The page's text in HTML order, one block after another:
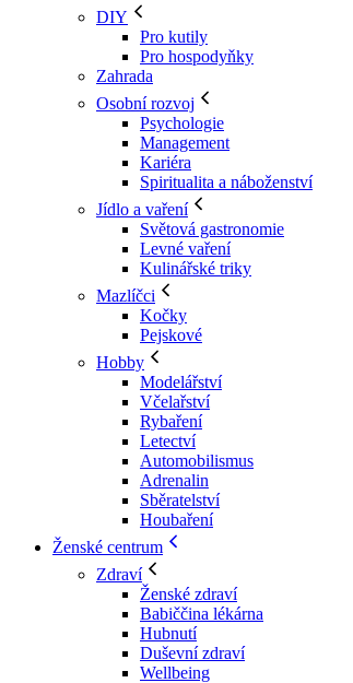
DIY
Pro kutily
Pro hospodyňky
Zahrada
Osobní rozvoj
Psychologie
Management
Kariéra
Spiritualita a náboženství
Jídlo a vaření
Světová gastronomie
Levné vaření
Kulinářské triky
Mazlíčci
Kočky
Pejskové
Hobby
Modelářství
Včelařství
Rybaření
Letectví
Automobilismus
Adrenalin
Sběratelství
Houbaření
Ženské centrum
Zdraví
Ženské zdraví
Babiččina lékárna
Hubnutí
Duševní zdraví
Wellbeing